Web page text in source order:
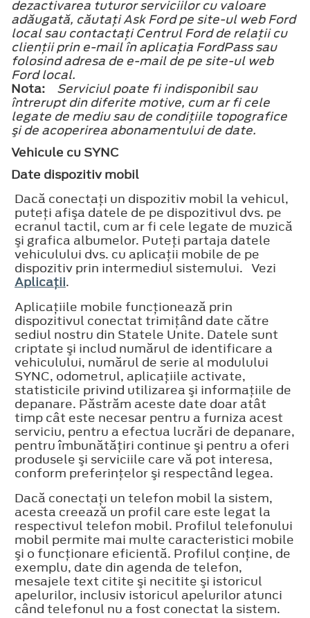
dezactivarea tuturor serviciilor cu valoare
adăugată, căutaţi Ask Ford pe site-ul web Ford
local sau contactaţi Centrul Ford de relaţii cu
clienţii prin e-mail în aplicaţia FordPass sau
folosind adresa de e-mail de pe site-ul web
Ford local.
Nota:
Serviciul poate fi indisponibil sau
întrerupt din diferite motive, cum ar fi cele
legate de mediu sau de condiţiile topografice
şi de acoperirea abonamentului de date.
Vehicule cu SYNC
Date dispozitiv mobil
Dacă conectaţi un dispozitiv mobil la vehicul,
puteţi afişa datele de pe dispozitivul dvs. pe
ecranul tactil, cum ar fi cele legate de muzică
şi grafica albumelor. Puteţi partaja datele
vehiculului dvs. cu aplicaţii mobile de pe
dispozitiv prin intermediul sistemului. Vezi
Aplicaţii.
Aplicaţiile mobile funcţionează prin
dispozitivul conectat trimiţând date către
sediul nostru din Statele Unite. Datele sunt
criptate şi includ numărul de identificare a
vehiculului, numărul de serie al modulului
SYNC, odometrul, aplicaţiile activate,
statisticile privind utilizarea şi informaţiile de
depanare. Păstrăm aceste date doar atât
timp cât este necesar pentru a furniza acest
serviciu, pentru a efectua lucrări de depanare,
pentru îmbunătăţiri continue şi pentru a oferi
produsele şi serviciile care vă pot interesa,
conform preferinţelor şi respectând legea.
Dacă conectaţi un telefon mobil la sistem,
acesta creează un profil care este legat la
respectivul telefon mobil. Profilul telefonului
mobil permite mai multe caracteristici mobile
şi o funcţionare eficientă. Profilul conţine, de
exemplu, date din agenda de telefon,
mesajele text citite şi necitite şi istoricul
apelurilor, inclusiv istoricul apelurilor atunci
când telefonul nu a fost conectat la sistem.